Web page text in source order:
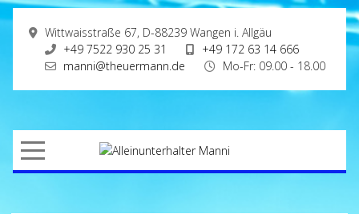
Wittwaisstraße 67, D-88239 Wangen i. Allgäu
+49 7522 930 25 31
+49 172 63 14 666
manni@theuermann.de
Mo-Fr: 09.00 - 18.00